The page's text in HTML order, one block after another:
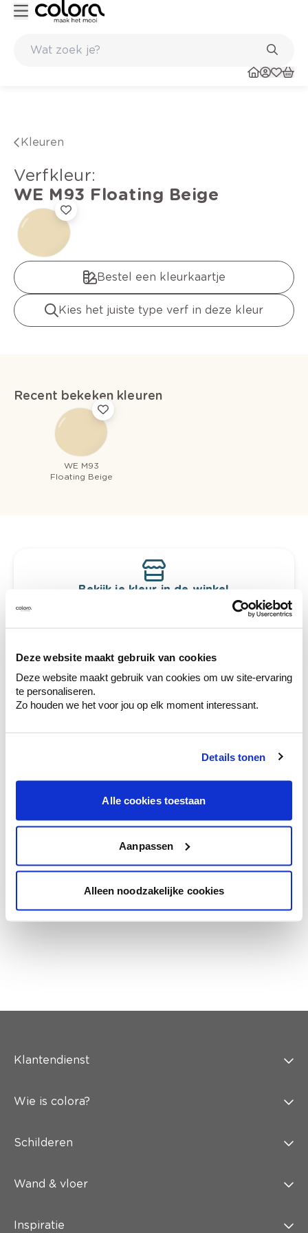
Deze website maakt gebruik van cookies
Deze website maakt gebruik van cookies om uw site-ervaring
te personaliseren.
Zo houden we het voor jou op elk moment interessant.
Details tonen
Alle cookies toestaan
Aanpassen
Alleen noodzakelijke cookies
Kleuren
verfkleur:
WE M93 Floating Beige
Bestel een kleurkaartje
Kies het juiste type verf in deze kleur
Recent bekeken kleuren
WE M93
Floating Beige
Bekijk je kleur in de winkel
Ontdek er kleurechte stalen van je
te verfijnen.
Krijg persoonlijk advies om kleuren te
combineren.
Krijg kleuradvies op basis van de lichtinval
en je meubels.
Krijg ineens een technologische check-up
Klantendienst
Wie is colora?
Schilderen
Wand & vloer
Inspiratie